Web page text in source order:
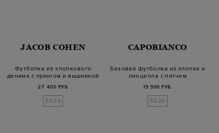
JACOB COHEN
Футболка из хлопкового
денима с принтом и вышивкой
27 400 РУБ.
SS26
CAPOBIANCO
Базовая футболка из хлопка и
лиоцелла с патчем
19 900 РУБ.
SS26